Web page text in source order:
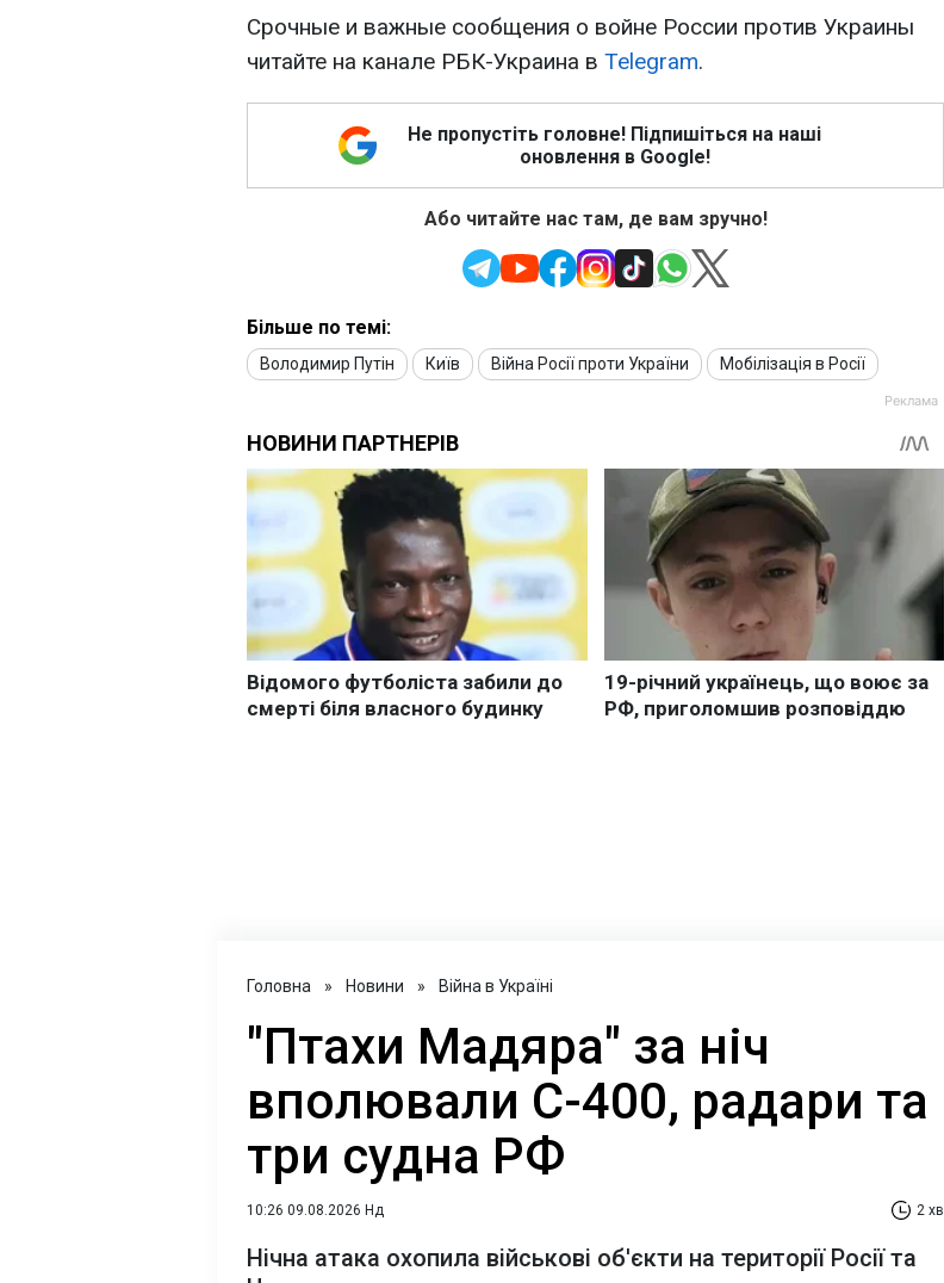
Срочные и важные сообщения о войне России против Украины
читайте на канале РБК-Украина в Telegram.
Не пропустіть головне! Підпишіться на наші
оновлення в Google!
Або читайте нас там, де вам зручно!
Більше по темі:
Володимир Путін Київ Війна Росії проти України Мобілізація в Росії
Головна » Новини » Війна в Україні
"Птахи Мадяра" за ніч
вполювали С-400, радари та
три судна РФ
10:26 09.08.2026 Нд 2 хв
Нічна атака охопила військові об'єкти на території Росії та